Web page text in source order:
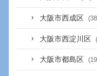
大阪市西成区
大阪市西淀川区
大阪市都島区